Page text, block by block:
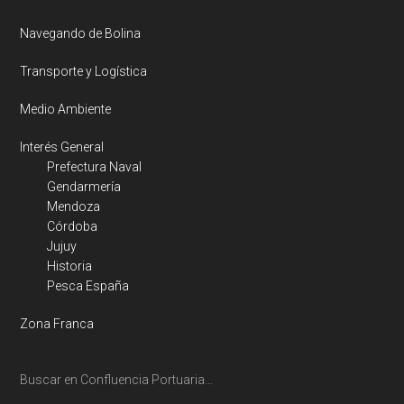
Navegando de Bolina
Transporte y Logística
Medio Ambiente
Interés General
Prefectura Naval
Gendarmería
Mendoza
Córdoba
Jujuy
Historia
Pesca España
Zona Franca
Buscar en Confluencia Portuaria…